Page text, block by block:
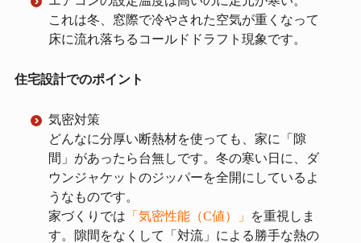
これは冬、窓際で冷やされた空気が重くなって
床に流れ落ちるコールドドラフト現象です。
住宅設計でのポイント
気密対策
どんなに分厚い断熱材を使っても、家に「隙
間」があったら台無しです。冬の寒い日に、ダ
ウンジャケットのジッパーを全開にしているよ
うなものです。
家づくりでは 「気密性能（C値）」
を重視しま
す。隙間をなくして「対流」による勝手な熱の